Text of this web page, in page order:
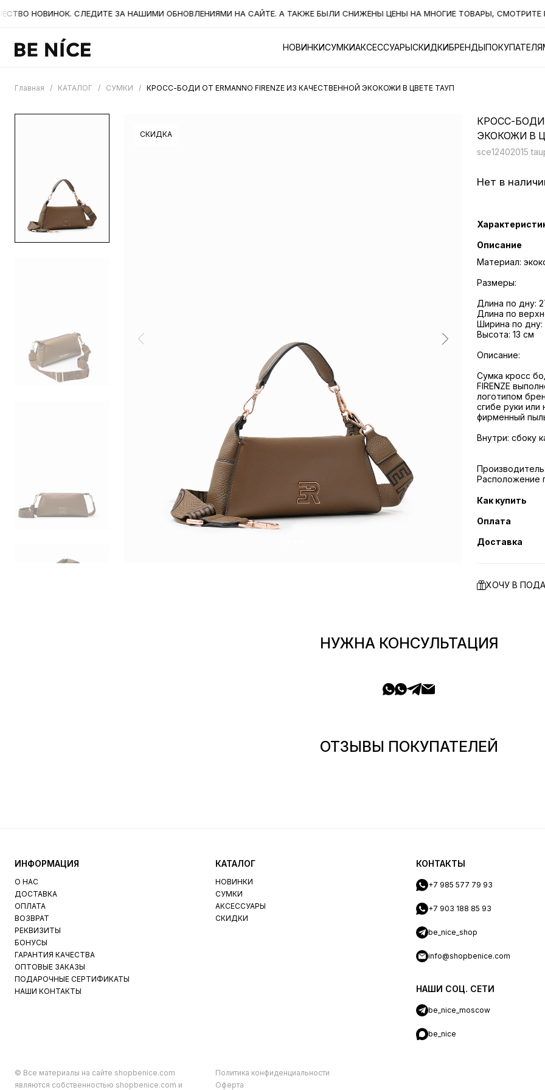
НОВИНОК. СЛЕДИТЕ ЗА НАШИМИ ОБНОВЛЕНИЯМИ НА САЙТЕ. А ТАКЖЕ БЫЛИ СНИЖЕНЫ ЦЕНЫ НА МНОГИЕ ТОВАРЫ, СМОТРИТЕ
НОВИНКИСУМКИАКСЕССУАРЫСКИДКИБРЕНДЫ
Главная / КАТАЛОГ / СУМКИ / КРОСС-БОДИ ОТ ERMANNO FIRENZE ИЗ КАЧЕСТВЕННОЙ ЭКОКОЖИ В ЦВЕТЕ ТАУП
СКИДКА
КРОСС-БОДИ
ЭКОКОЖИ В
sce12402015
Нет в
Описание
Материал:
Размеры:
Длина по дну:
Длина по
Ширина по дну:
Высота: 13 см
Описание:
Сумка кросс
FIRENZE
логотипом
сгибе руки или
фирменный
Внутри: сбоку
Расположение
Как купить
Оплата
Доставка
ХОЧУ В
НУЖНА КОНСУЛЬТАЦИЯ
ОТЗЫВЫ ПОКУПАТЕЛЕЙ
ИНФОРМАЦИЯ
О НАС
ДОСТАВКА
ОПЛАТА
ВОЗВРАТ
РЕКВИЗИТЫ
БОНУСЫ
ГАРАНТИЯ КАЧЕСТВА
ОПТОВЫЕ ЗАКАЗЫ
ПОДАРОЧНЫЕ СЕРТИФИКАТЫ
НАШИ КОНТАКТЫ
КАТАЛОГ
НОВИНКИ
СУМКИ
АКСЕССУАРЫ
СКИДКИ
КОНТАКТЫ
+7 985 577 79 93
+7 903 188 85 93
be_nice_shop
info@shopbenice.com
НАШИ СОЦ. СЕТИ
be_nice_moscow
be_nice
© Все материалы на сайте shopbenice.com
являются собственностью shopbenice.com и
Политика конфиденциальности
Оферта